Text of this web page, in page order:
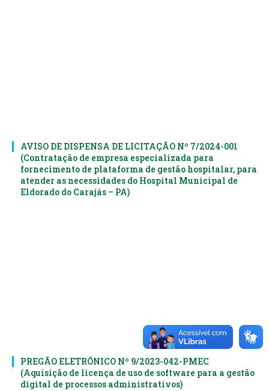
AVISO DE DISPENSA DE LICITAÇÃO Nº 7/2024-001
(Contratação de empresa especializada para
fornecimento de plataforma de gestão hospitalar, para
atender as necessidades do Hospital Municipal de
Eldorado do Carajás – PA)
PREGÃO ELETRÔNICO Nº 9/2023-042-PMEC
(Aquisição de licença de uso de software para a gestão
digital de processos administrativos)